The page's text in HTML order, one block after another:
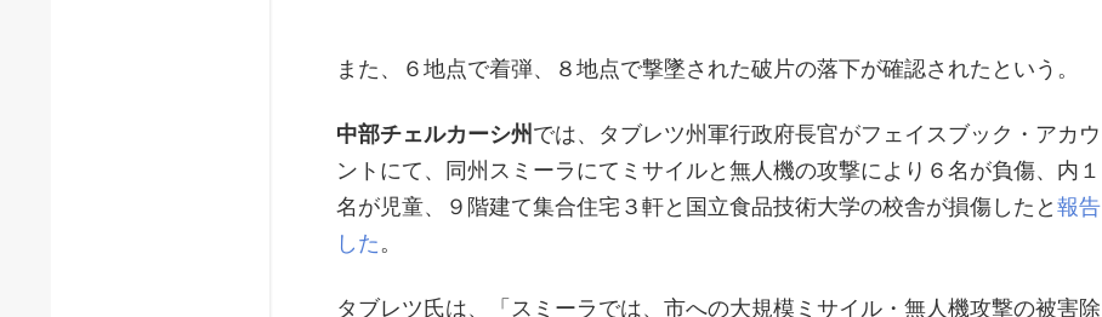
また、６地点で着弾、８地点で撃墜された破片の落下が確認されたという。
中部チェルカーシ州 では、タブレツ州軍行政府長官がフェイスブック・アカウ
ントにて、同州スミーラにてミサイルと無人機の攻撃により６名が負傷、内１
名が児童、９階建て集合住宅３軒と国立食品技術大学の校舎が損傷したと 報告
した 。
タブレツ氏は、「スミーラでは、市への大規模ミサイル・無人機攻撃の被害除